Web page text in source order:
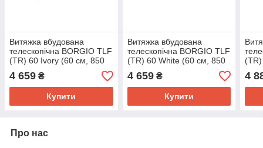
Витяжка вбудована
телескопічна BORGIO TLF
(TR) 60 Ivory (60 см, 850
м3/год, бежева)
4 659 ₴
Купити
Витяжка вбудована
телескопічна BORGIO TLF
(TR) 60 White (60 см, 850
м3/год, біла)
4 659₴
Купити
м3/
4
Про нас